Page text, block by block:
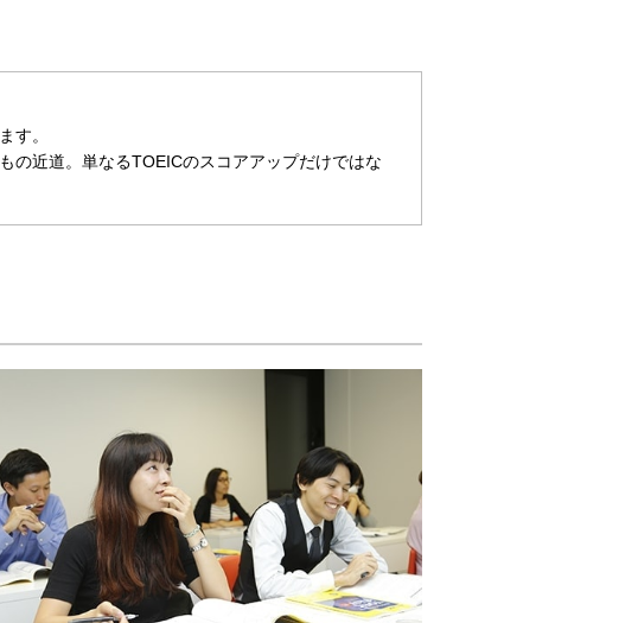
す。
の近道。単なるTOEICのスコアアップだけではな